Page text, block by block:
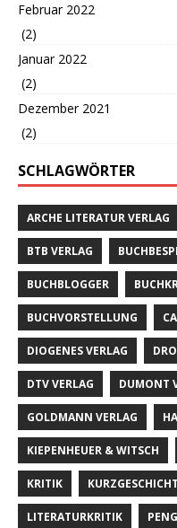
Februar 2022
(2)
Januar 2022
(2)
Dezember 2021
(2)
SCHLAGWÖRTER
ARCHE LITERATUR VERLAG
BTB VERLAG
BUCHBLOGGER
BUCHVORSTELLUNG
DIOGENES VERLAG
DTV VERLAG DUMONT
GOLDMANN VERLAG
KIEPENHEUER & WITSCH
KRITIK
LITERATURKRITIK